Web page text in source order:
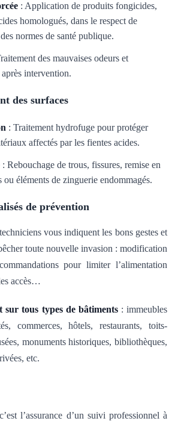
: Application de produits fongicides,
homologués, dans le respect de
normes de santé publique.
des mauvaises odeurs et
intervention.
des surfaces
: Traitement hydrofuge pour protéger
affectés par les fientes acides.
: Rebouchage de trous, fissures, remise en
ou éléments de zinguerie endommagés.
de prévention
vous indiquent les bons gestes et
toute nouvelle invasion : modification
pour limiter l’alimentation
accès…
tous types de bâtiments: immeubles
commerces, hôtels, restaurants, toits-
monuments historiques, bibliothèques,
etc.
l’assurance d’un suivi professionnel à